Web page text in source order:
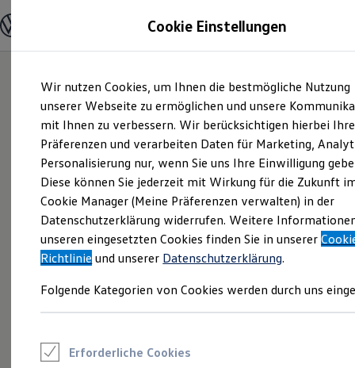
Hauptinhalt
springen
Footer
springen
Modelle und Konfigurator
Modelle vergleichen
Elektroautos
ENERGY Sondermodelle
Nutzfahrzeuge
SUV und CUV
Familienautos
Kombis
Kompaktwagen
Sportwagen
Schnell verfügbare Fahrzeuge
Angebote und Produkte
Aktuelle Angebote
E-Auto-Förderung
Volkswagen Marktplatz
Junge Gebrauchtwagen und Gebrauchtwagen
Saisonangebote
Cookie Einstellungen
Wir nutzen Cookies, um Ihnen die bestmögliche Nutzung
unserer Webseite zu ermöglichen und unsere
mit Ihnen zu verbessern. Wir berücksichtigen hierbei Ihre
Präferenzen und verarbeiten Daten für Marketing,
Personalisierung nur, wenn Sie uns Ihre Einwilligung
Diese können Sie jederzeit mit Wirkung für die Zukunft
Cookie Manager (Meine Präferenzen verwalten) in der
Datenschutzerklärung widerrufen. Weitere
unseren eingesetzten Cookies finden Sie in unserer
Richtlinie und unserer Datenschutzerklärung.
Folgende Kategorien von Cookies werden durch uns
Erforderliche Cookies